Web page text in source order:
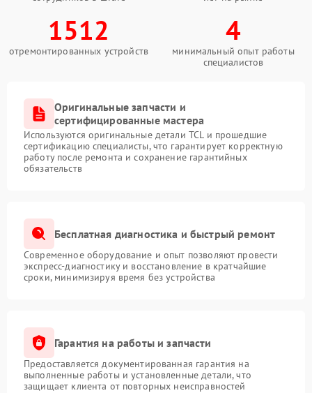
1512
отремонтированных устройств
4
минимальный опыт работы
специалистов
Оригинальные запчасти и
сертифицированные мастера
Используются оригинальные детали TCL и прошедшие
сертификацию специалисты, что гарантирует корректную
работу после ремонта и сохранение гарантийных
обязательств
Бесплатная диагностика и быстрый ремонт
Современное оборудование и опыт позволяют провести
экспресс-диагностику и восстановление в кратчайшие
сроки, минимизируя время без устройства
Гарантия на работы и запчасти
Предоставляется документированная гарантия на
выполненные работы и установленные детали, что
защищает клиента от повторных неисправностей